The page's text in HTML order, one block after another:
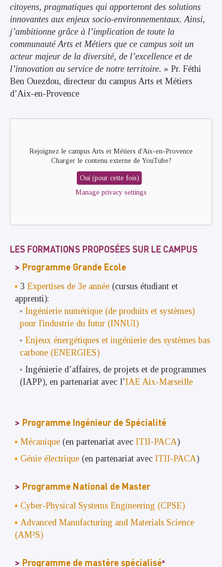
citoyens, pragmatiques qui apporteront des solutions
innovantes aux enjeux socio-environnementaux. Ainsi,
j’ambitionne grâce à l’implication de toute la
communauté Arts et Métiers que ce campus soit un
acteur majeur de la diversité, de l’excellence et de
l’innovation au service de notre territoire. » Pr. Féthi
Ben Ouezdou, directeur du campus Arts et Métiers
d’Aix-en-Provence
Remote
Rejoignez le campus Arts et Métiers d'Aix-en-Provence
Charger le contenu externe de YouTube?
Oui (pour cette fois)
Manage privacy settings
LES FORMATIONS PROPOSÉES SUR LE CAMPUS
Programme Grande Ecole
3 Expertises de 3e année (cursus étudiant et
apprenti):
Ingénierie numérique (de produits et systèmes)
pour l'industrie du futur (INNUI)
Enjeux énergétiques et ingénierie des systèmes bas
carbone (ENERGIES)
Ingénierie d’affaires, de projets et de programmes
(IAPP), en partenariat avec l’IAE Aix-Marseille
Programme Ingénieur de Spécialité
Mécanique (en partenariat avec ITII-PACA)
Génie électrique (en partenariat avec ITII-PACA)
Programme National de Master
Cyber-Physical Systems Engineering (CPSE)
Advanced Manufacturing and Materials Science
(AM²S)
Programme de mastère spécialisé®